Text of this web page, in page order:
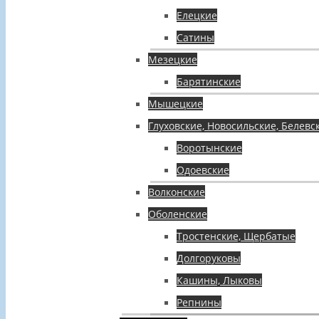
Елецкие
Сатины
Мезецкие
Барятинские
Мышецкие
Глуховские, Новосильские,
Воротынские
Одоевские
Волконские
Оболенские
Тростенские, Щербатые
Долгоруковы
Кашины, Лыковы
Репнины